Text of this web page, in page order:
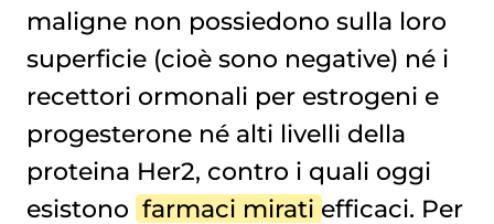
maligne non possiedono sulla loro
superficie (cioè sono negative) né i
recettori ormonali per estrogeni e
progesterone né alti livelli della
proteina Her2, contro i quali oggi
esistono farmaci mirati efficaci. Per